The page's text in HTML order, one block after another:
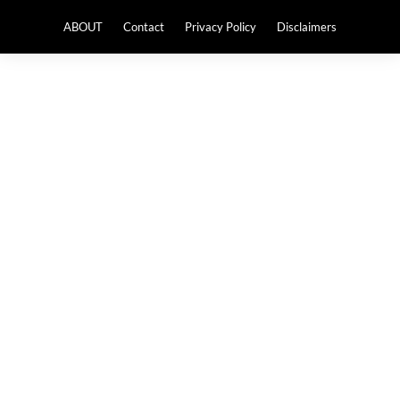
ABOUT Contact Privacy Policy Disclaimers